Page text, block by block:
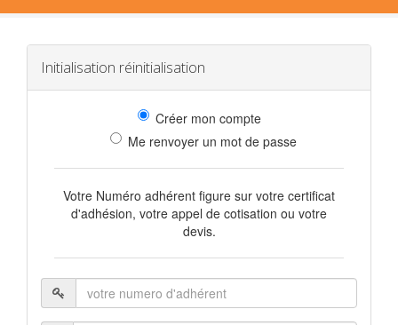
Initialisation réinitialisation
Créer mon compte
Me renvoyer un mot de passe
Votre Numéro adhérent figure sur votre certificat
d'adhésion, votre appel de cotisation ou votre
devis.